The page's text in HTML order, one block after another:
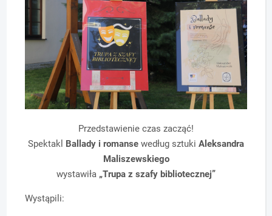
Przedstawienie czas zacząć!
Spektakl Ballady i romanse według sztuki Aleksandra
Maliszewskiego
wystawiła „Trupa z szafy bibliotecznej”
Wystąpili: